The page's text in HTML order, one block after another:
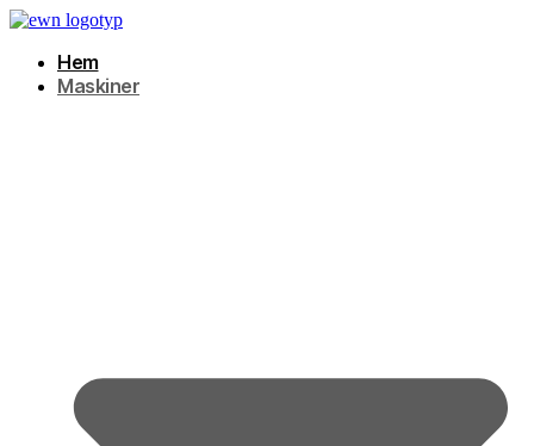
Hoppa
innehållHem
Maskiner